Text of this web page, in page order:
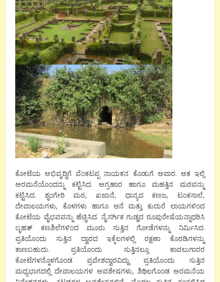
ಕೋಟೆಯ ಅಭಿವೃದ್ಧಿಗೆ ವೆಂಕಟಪ್ಪ ನಾಯಕನ ಕೊಡುಗೆ ಅಪಾರ. ಆತ ಇಲ್ಲಿ
ಅರಮನೆಯೊಂದನ್ನು ಕಟ್ಟಿಸಿದ. ಅಗ್ರಹಾರ ಹಾಗೂ ಮಹತ್ತಿನ ಮಠವನ್ನು
ಕಟ್ಟಿಸಿದ. ಶೃಂಗೇರಿ ಮಠ, ಖಜಾನೆ, ಧಾನ್ಯದ ಕಣಜ, ಟಂಕಸಾಲೆ,
ದೇವಾಲಯಗಳು, ಕೊಳಗಳು ಹಾಗೂ ಆನೆ ಮತ್ತು ಕುದುರೆ ಲಾಯಗಳಿಂದ
ಕೋಟೆಯ ವೈಭವವನ್ನು ಹೆಚ್ಚಿಸಿದ. ನೈಸರ್ಗಿಕ ಗುಡ್ಡದ ರೂಪುರೇಷೆಯನ್ನಾಧರಿಸಿ
ಬೃಹತ್ ಕಣಶಿಲೆಗಳಿಂದ ಮೂರು ಸುತ್ತಿನ ಗೋಡೆಗಳನ್ನು ನಿರ್ಮಿಸಿದ.
ಪ್ರತಿಯೊಂದು ಸುತ್ತಿನ ದ್ವಾರದ ಇಕ್ಕೆಲಗಳಲ್ಲಿ ರಕ್ಷಣಾ ಕೊಠಡಿಗಳನ್ನು
ಕಾಣಬಹುದು. ಪ್ರತಿಯೊಂದು ಸುತ್ತಿನಲ್ಲೂ ಕಾವಲುಗಾರರ
ಕೋಟೆಗಳನ್ನೊಳಗೊಂಡ ಪ್ರವೇಶದ್ವಾರವಿದ್ದು ಪ್ರತಿಯೊಂದು ಸುತ್ತಿನ
ಮಧ್ಯಭಾಗದಲ್ಲಿ ದೇವಾಲಯಗಳ ಅವಶೇಷಗಳು, ಶಿಥಿಲಗೊಂಡ ಅರಮನೆಯ